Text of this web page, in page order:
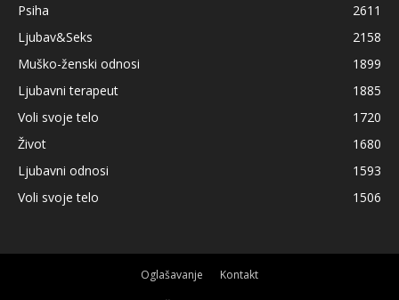
Psiha
2611
Ljubav&Seks
2158
Muško-ženski odnosi
1899
Ljubavni terapeut
1885
Voli svoje telo
1720
Život
1680
Ljubavni odnosi
1593
Voli svoje telo
1506
Oglašavanje Kontakt